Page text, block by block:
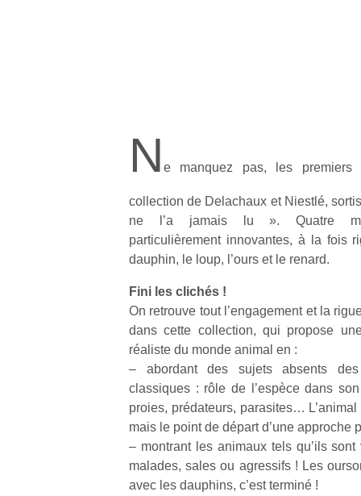
N e manquez pas, les premiers
collection de Delachaux et Niestlé,
ne l’a jamais lu ». Quatre
particulièrement innovantes, à la fois
dauphin, le loup, l’ours et le renard.
Fini les clichés !
On retrouve tout l’engagement et la
dans cette collection, qui propose
réaliste du monde animal en :
– abordant des sujets absents des
classiques : rôle de l’espèce dans
proies, prédateurs, parasites…
mais le point de départ d’une approche
– montrant les animaux tels qu’ils
malades, sales ou agressifs ! Les
avec les dauphins, c’est terminé !